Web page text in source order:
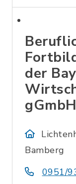
der
gGmbH
Bamberg
0951/